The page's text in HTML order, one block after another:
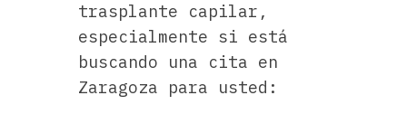
trasplante capilar,
especialmente si está
buscando una cita en
Zaragoza para usted: